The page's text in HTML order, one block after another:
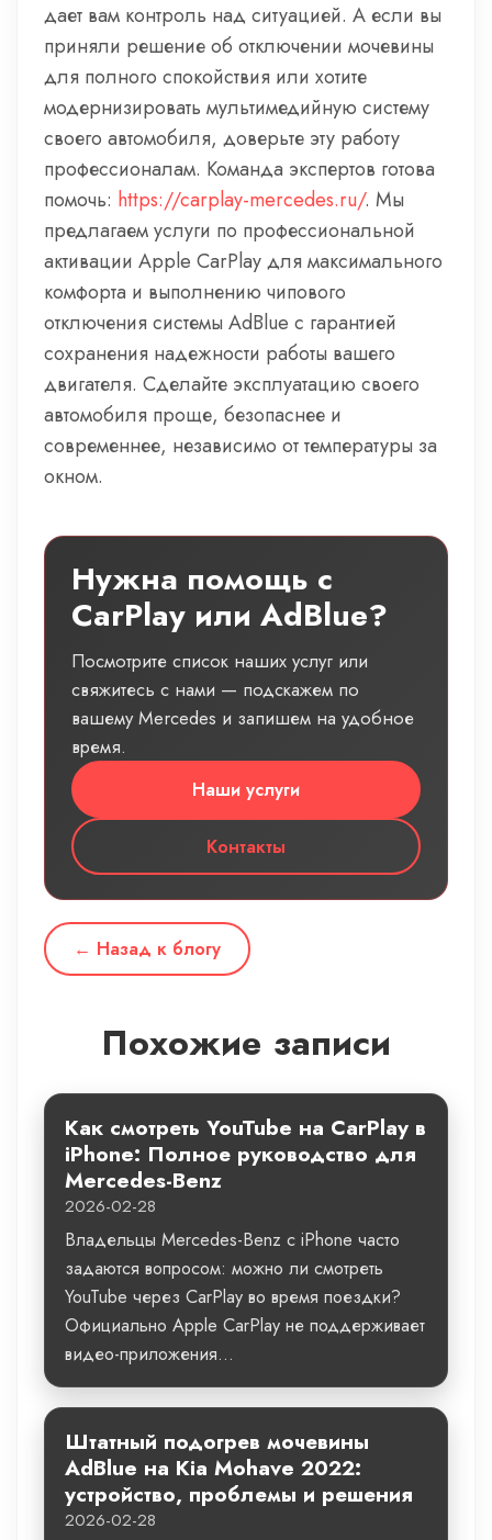
дает вам контроль над ситуацией. А если вы
приняли решение об отключении мочевины
для полного спокойствия или хотите
модернизировать мультимедийную систему
своего автомобиля, доверьте эту работу
профессионалам. Команда экспертов готова
помочь: https://carplay-mercedes.ru/. Мы
предлагаем услуги по профессиональной
активации Apple CarPlay для максимального
комфорта и выполнению чипового
отключения системы AdBlue с гарантией
сохранения надежности работы вашего
двигателя. Сделайте эксплуатацию своего
автомобиля проще, безопаснее и
современнее, независимо от температуры за
окном.
Нужна помощь с
CarPlay или AdBlue?
Посмотрите список наших услуг или
свяжитесь с нами — подскажем по
вашему Mercedes и запишем на удобное
время.
Наши услуги
Контакты
← Назад к блогу
Похожие записи
Как смотреть YouTube на CarPlay в
iPhone: Полное руководство для
Mercedes-Benz
2026-02-28
Владельцы Mercedes-Benz с iPhone часто
задаются вопросом: можно ли смотреть
YouTube через CarPlay во время поездки?
Официально Apple CarPlay не поддерживает
видео-приложения...
Штатный подогрев мочевины
AdBlue на Kia Mohave 2022:
устройство, проблемы и решения
2026-02-28